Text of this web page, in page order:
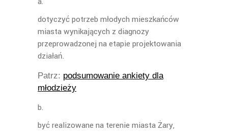
dotyczyć potrzeb młodych mieszkańców
miasta wynikających z diagnozy
przeprowadzonej na etapie projektowania
działań.
Patrz: podsumowanie ankiety dla
młodzieży
być realizowane na terenie miasta Żary,